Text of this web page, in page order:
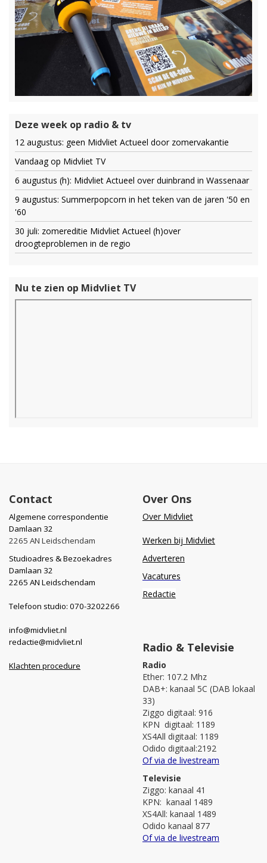
Deze week op radio & tv
12 augustus: geen Midvliet Actueel door zomervakantie
Vandaag op Midvliet TV
6 augustus (h): Midvliet Actueel over duinbrand in Wassenaar
9 augustus: Summerpopcorn in het teken van de jaren '50 en
'60
30 juli: zomereditie Midvliet Actueel (h)over
droogteproblemen in de regio
Nu te zien op Midvliet TV
Contact
Algemene correspondentie
Damlaan 32
2265 AN Leidschendam
Studioadres & Bezoekadres
Damlaan 32
2265 AN Leidschendam
Telefoon studio: 070-3202266
info@midvliet.nl
redactie@midvliet.nl
Klachten procedure
Over Ons
Over Midvliet
Werken bij Midvliet
Adverteren
Vacatures
Redactie
Radio & Televisie
Radio
Ether: 107.2 Mhz
DAB+: kanaal 5C (DAB lokaal
33)
Ziggo digitaal: 916
KPN digitaal: 1189
XS4All digitaal: 1189
Odido digitaal:2192
Of via de livestream
Televisie
Ziggo: kanaal 41
KPN: kanaal 1489
XS4All: kanaal 1489
Odido kanaal 877
Of via de livestream